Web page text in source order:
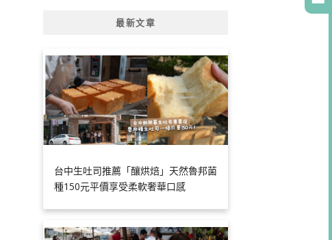
最新文章
台中生吐司推薦「釀烘焙」天然魯邦菌
種150元平價享受柔軟奢華口感